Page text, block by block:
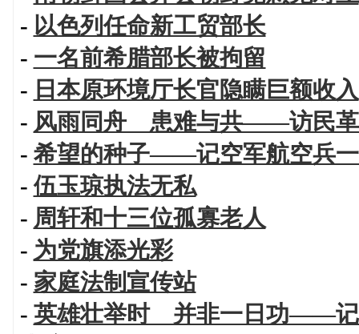
- 以色列任命新工贸部长
- 一名前希腊部长被拘留
- 日本原环境厅长官隐瞒巨额收入
- 风雨同舟 患难与共——访民革
- 希望的种子——记空军航空兵
-伍玉琼执法无私
- 周轩和十三位孤寡老人
- 为党旗添光彩
- 家庭法制宣传站
- 英雄壮举时 并非一日功——记